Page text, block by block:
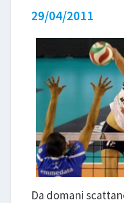
29/04/2011
Da domani